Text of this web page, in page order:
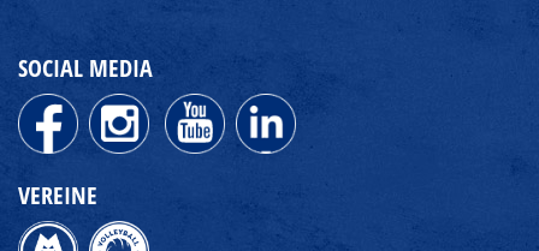
SOCIAL MEDIA
VEREINE